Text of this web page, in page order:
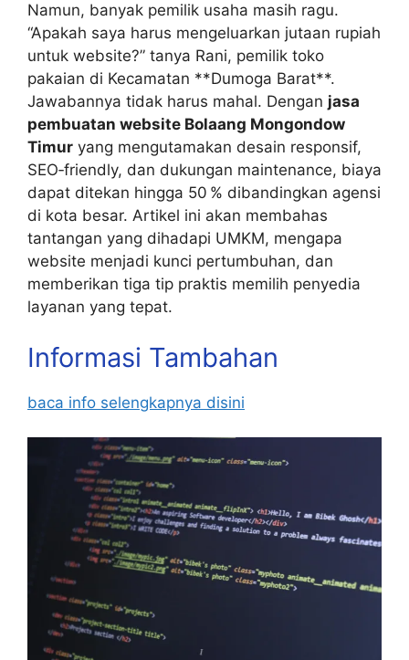
Namun, banyak pemilik usaha masih ragu.
“Apakah saya harus mengeluarkan jutaan rupiah
untuk website?” tanya Rani, pemilik toko
pakaian di Kecamatan **Dumoga Barat**.
Jawabannya tidak harus mahal. Dengan jasa
pembuatan website Bolaang Mongondow
Timur yang mengutamakan desain responsif,
SEO‑friendly, dan dukungan maintenance, biaya
dapat ditekan hingga 50 % dibandingkan agensi
di kota besar. Artikel ini akan membahas
tantangan yang dihadapi UMKM, mengapa
website menjadi kunci pertumbuhan, dan
memberikan tiga tip praktis memilih penyedia
layanan yang tepat.
Informasi Tambahan
baca info selengkapnya disini